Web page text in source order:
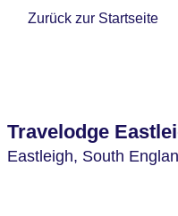
Zurück zur Startseite
Travelodge
Eastleigh, South